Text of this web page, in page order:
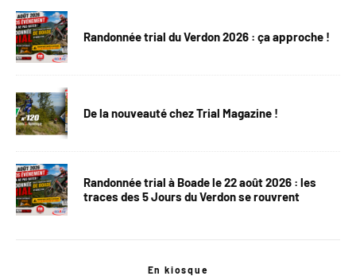
Randonnée trial du Verdon 2026 : ça approche !
De la nouveauté chez Trial Magazine !
Randonnée trial à Boade le 22 août 2026 : les
traces des 5 Jours du Verdon se rouvrent
En kiosque